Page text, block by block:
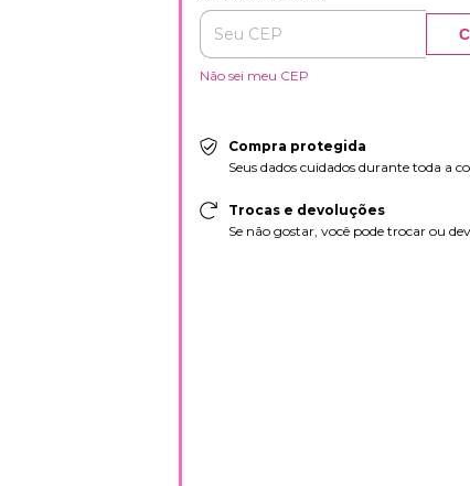
Não sei meu CEP
Compra protegida
Seus dados cuidados durante toda a
Trocas e devoluções
Se não gostar, você pode trocar ou